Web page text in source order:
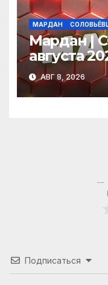
МАРДАН
Мардан |
августа
АВГ 8, 2026
Подписаться